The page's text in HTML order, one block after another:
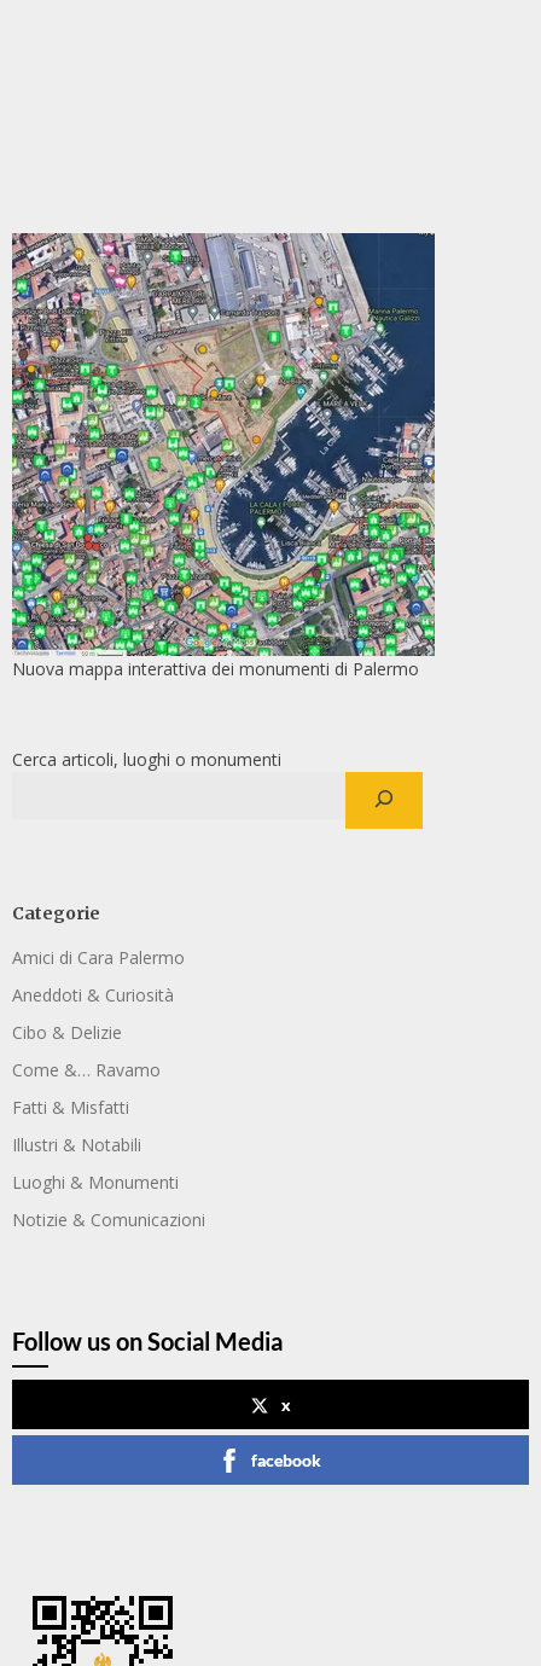
Nuova mappa interattiva dei monumenti di Palermo
Cerca articoli, luoghi o monumenti
Categorie
Amici di Cara Palermo
Aneddoti & Curiosità
Cibo & Delizie
Come &… Ravamo
Fatti & Misfatti
Illustri & Notabili
Luoghi & Monumenti
Notizie & Comunicazioni
Follow us on Social Media
x
facebook